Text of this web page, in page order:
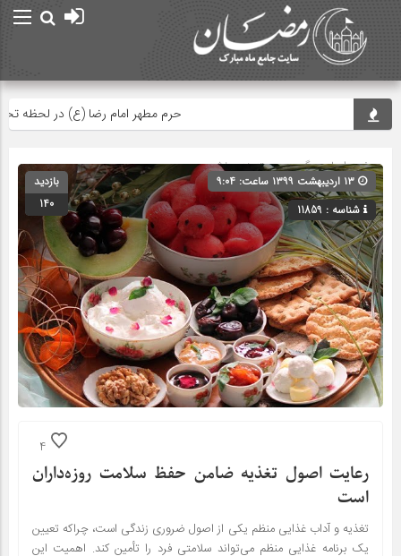
حرم مطهر امام رضا (ع) در لحظه تحویل
صفحه اصلی» گروه » دسته‌بندی نشده
شناسه : 11859
بازدید
140
4
رعایت اصول تغذیه ضامن حفظ سلامت روزه‌داران
است
تغذیه و آداب غذایی منظم یکی از اصول ضروری زندگی است، چراکه تعیین
یک برنامه غذایی منظم می‌تواند سلامتی فرد را تأمین کند. اهمیت این